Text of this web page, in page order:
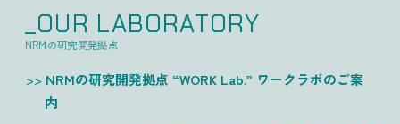
_OUR LABORATORY
NRMの研究開発拠点
NRMの研究開発拠点 “WORK Lab.” ワークラボのご案
内